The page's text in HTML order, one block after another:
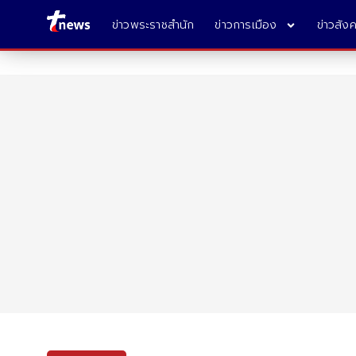
ข่าวพระราชสำนัก ข่าวการเมือง ข่าวสัง